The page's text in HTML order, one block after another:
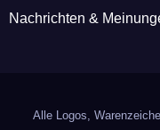
Nachrichten &
Alle Logos,